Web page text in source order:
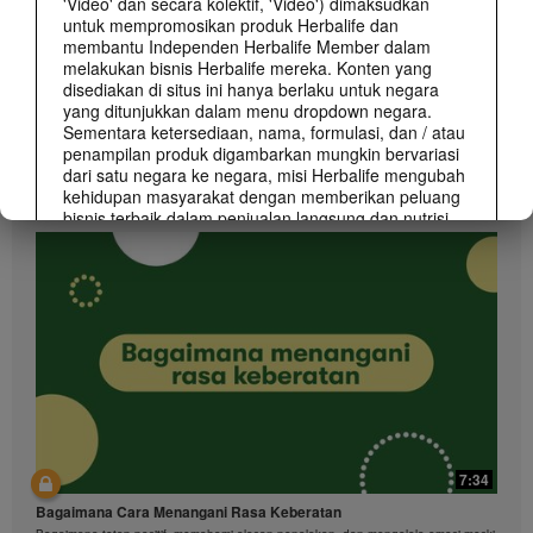
untuk mempromosikan produk Herbalife dan
membantu Independen Herbalife Member dalam
melakukan bisnis Herbalife mereka. Konten yang
disediakan di situs ini hanya berlaku untuk negara
yang ditunjukkan dalam menu dropdown negara.
Sementara ketersediaan, nama, formulasi, dan / atau
penampilan produk digambarkan mungkin bervariasi
dari satu negara ke negara, misi Herbalife mengubah
kehidupan masyarakat dengan memberikan peluang
bisnis terbaik dalam penjualan langsung dan nutrisi
dan berat-manajemen produk terbaik yang berlaku di
mana-mana.
Video dapat mencakup volume penjualan atau
pendapatan pengalaman berbagai Independen
Herbalife Member yang berada pada level yang
berbeda dalam Marketing Plan dan tinggal di
berbagai negara. Pendapatan yang digambarkan ini
berlaku untuk individu (atau contoh) dan tidak sama
pada masing-masing individu; mereka juga tidak
mewakili jaminan apa yang akan Anda peroleh. Untuk
klaim data finansial sesuai dengan tempat Anda
membangun bisnis, silakan berkonsultasi di
Herbalife.com atau MyHerbalife.com.
1:48
What You Should Know About Lavish Lifestyle Claims
Lavish lifestyle and excessive earning claims, even with a disclaimer, are strictly
prohibited.
7:34
Bagaimana Cara Menangani Rasa Keberatan